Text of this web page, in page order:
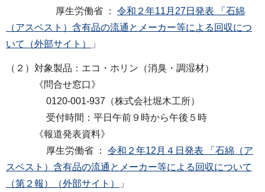
厚生労働省 ： 令和２年11月27日発表 「石綿
（アスベスト）含有品の流通とメーカー等による回収につ
いて（外部サイト）
」
（２）対象製品：エコ・ホリン（消臭・調湿材）
《問合せ窓口》
0120-001-937（株式会社堀⽊⼯所）
受付時間：平日午前９時から午後５時
《報道発表資料》
厚生労働省 ： 令和２年12月４日発表 「石綿（ア
スベスト）含有品の流通とメーカー等による回収について
（第２報）（外部サイト）
」